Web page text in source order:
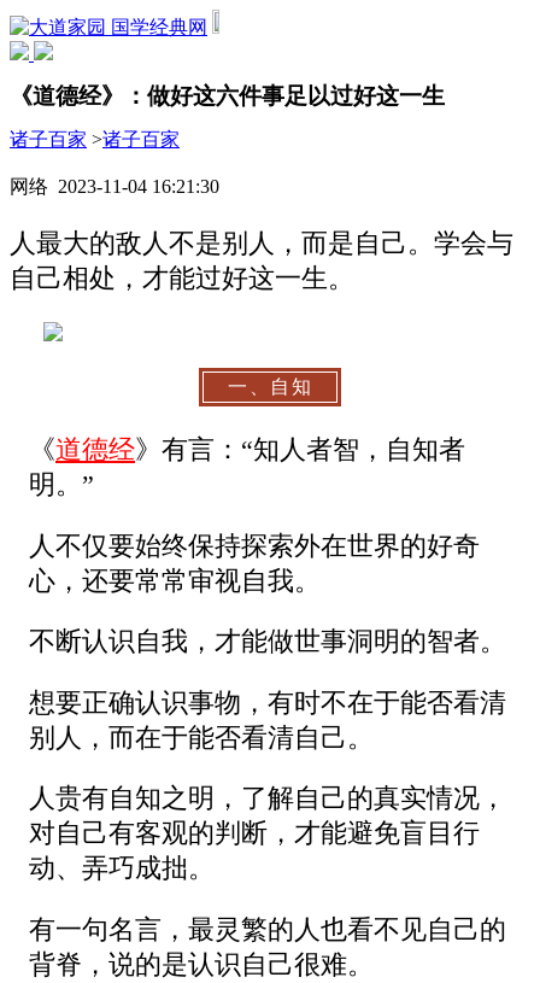
国学经典网
《道德经》：做好这六件事足以过好这一生
诸子百家 >诸子百家
网络 2023-11-04 16:21:30
人最大的敌人不是别人，而是自己。学会与
自己相处，才能过好这一生。
一、自知
《道德经》有言：“知人者智，自知者
明。”
人不仅要始终保持探索外在世界的好奇
心，还要常常审视自我。
不断认识自我，才能做世事洞明的智者。
想要正确认识事物，有时不在于能否看清
别人，而在于能否看清自己。
人贵有自知之明，了解自己的真实情况，
对自己有客观的判断，才能避免盲目行
动、弄巧成拙。
有一句名言，最灵繁的人也看不见自己的
背脊，说的是认识自己很难。